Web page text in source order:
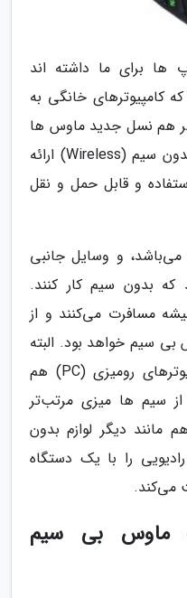
برای ما داشته اند
کامپیوترهای خانگی به
هم نسل جدید ماوس ها
و تجهیزات جانبی لپ تاپ ها بدون سیم (Wireless) ارائه
و قابل حمل و نقل
و وسایل جانبی
که بدون سیم کار کنند.
مسافرت می‌کنند و از
سیم خواهد بود. البته
از این نوع ماوس‌ها برای کامپیوترهای رومیزی (PC) هم
سیم ها میزی مرتب‌تر
دیگر لوازم بدون
را با یک دستگاه
می‌کند.
ماوس بی سیم